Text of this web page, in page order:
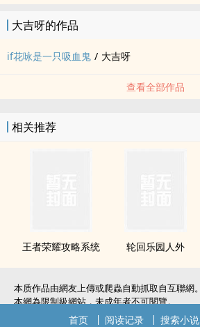
大吉呀的作品
if花咏是一只吸血鬼 / 大吉呀
查看全部作品
相关推荐
王者荣耀攻略系统 轮回乐园人外
本质作品由網友上傳或爬蟲自動抓取自互聯網。
本網為限制級網站，未成年者不可閱覽。
如無意中侵犯了您的權利，敬請聯系我們。
首页 阅读记录 搜索小说